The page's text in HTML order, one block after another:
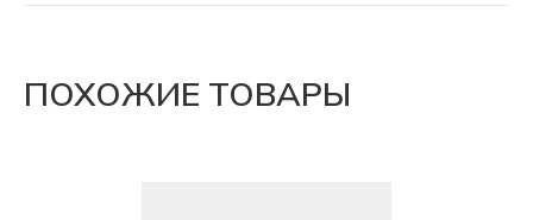
ПОХОЖИЕ ТОВАРЫ